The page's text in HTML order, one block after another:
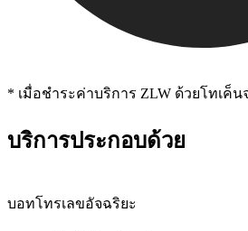
* เมื่อชําระค่าบริการ ZLW ด้วยโทเค็น
บริการประกอบด้วย
บอทโทรเลขอัจฉริยะ